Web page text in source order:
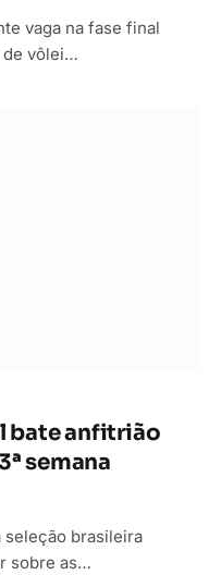
vaga na fase final
de vôlei…
bate anfitrião
semana
brasileira
sobre as…